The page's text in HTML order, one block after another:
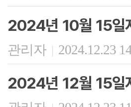
2024년 10월 15일
관리자 | 2024.12.23
2024년 12월 15일